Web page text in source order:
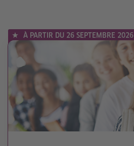
À PARTIR DU 26 SEPTEMBRE 2026